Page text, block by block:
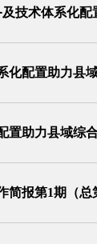
技术体系化
化配置助力县
置助力县域综
简报第1期（总